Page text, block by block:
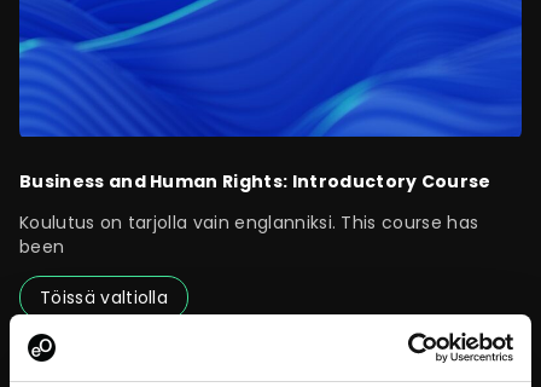
Business and Human Rights: Introductory Course
Koulutus on tarjolla vain englanniksi. This course has
been
Töissä valtiolla